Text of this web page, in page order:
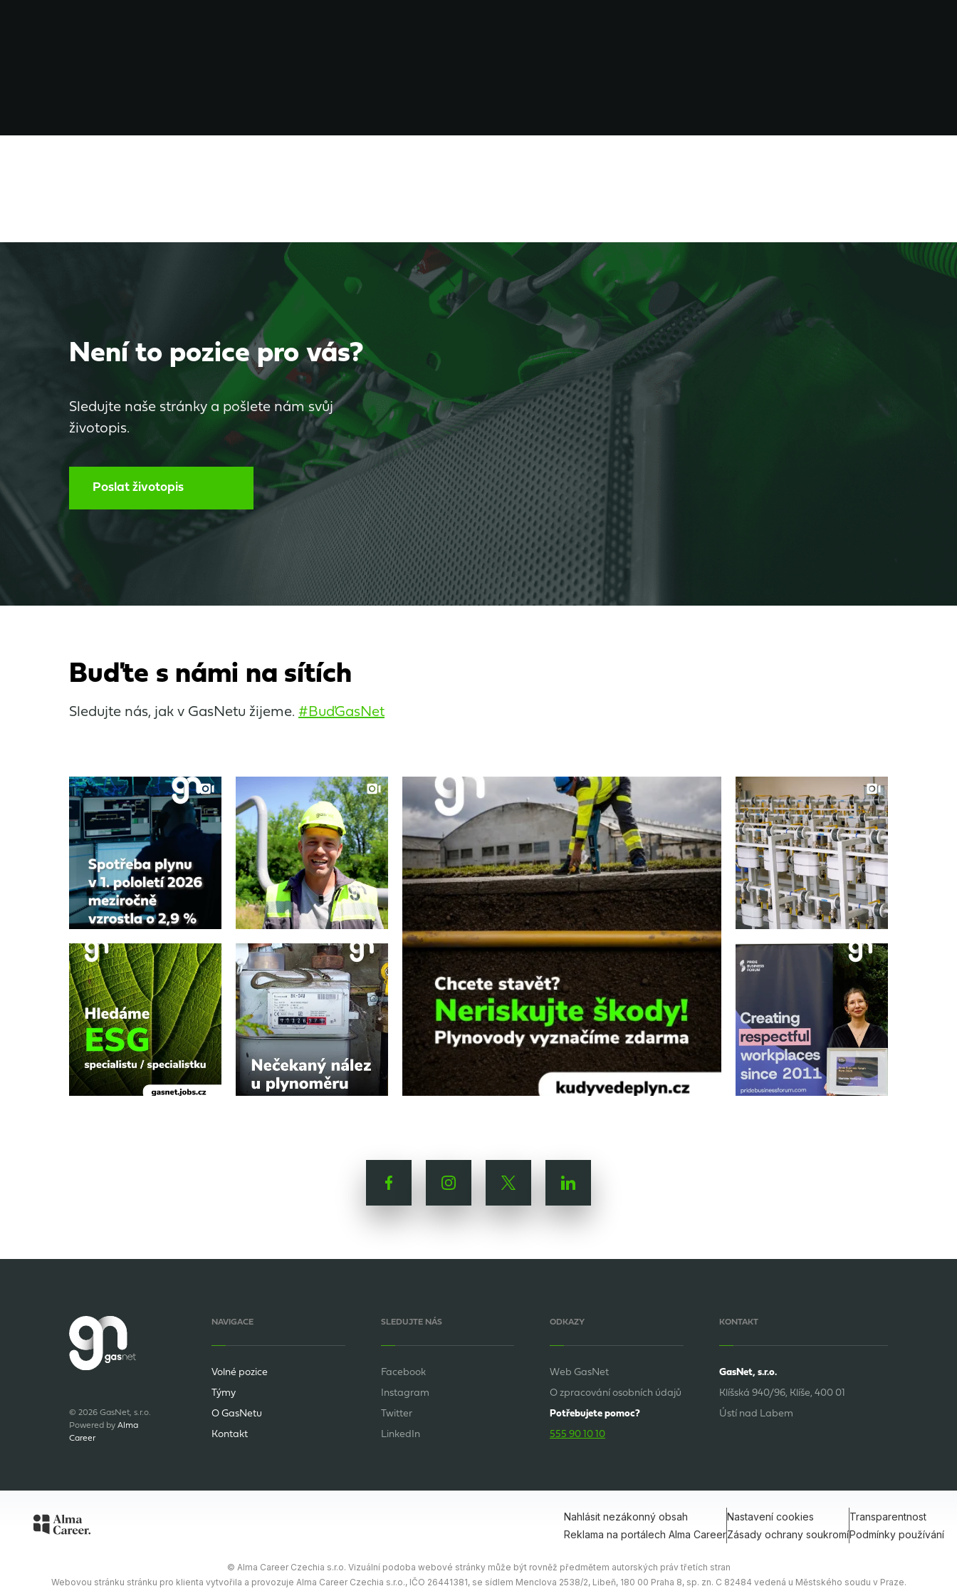
Není to pozice pro vás?
Sledujte naše stránky a pošlete nám svůj
životopis.
Poslat životopis
Buďte s námi na sítích
Sledujte nás, jak v GasNetu žijeme. #BuďGasNet
© 2026 GasNet, s.r.o.
Powered by Alma
Career
NAVIGACE
Volné pozice
Týmy
O GasNetu
Kontakt
SLEDUJTE NÁS
Facebook
Instagram
Twitter
LinkedIn
ODKAZY
Web GasNet
O zpracování osobních údajů
Potřebujete pomoc?
555 90 10 10
KONTAKT
GasNet, s.r.o.
Klíšská 940/96, Klíše, 400 01
Ústí nad Labem
Nahlásit nezákonný obsah Nastavení cookies
Transparentnost
Reklama na portálech Alma CareerZásady ochrany soukromíPodmínky používání
© Alma Career Czechia s.r.o. Vizuální podoba webové stránky může být rovněž předmětem autorských práv třetích stran
Webovou stránku stránku pro klienta vytvořila a provozuje Alma Career Czechia s.r.o., IČO 26441381, se sídlem Menclova 2538/2, Libeň, 180 00 Praha 8, sp. zn. C 82484 vedená u Městského soudu v Praze.